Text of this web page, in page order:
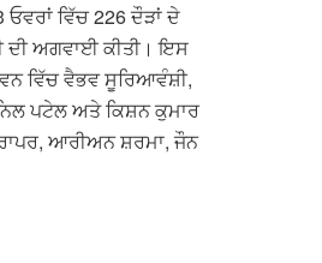
ਵਿੱਚ 226 ਦੌੜਾਂ ਦੇ
ਦੀ ਅਗਵਾਈ ਕੀਤੀ। ਇਸ
ਵਿੱਚ ਵੈਭਵ ਸੂਰਿਆਵੰਸ਼ੀ,
ਪਟੇਲ ਅਤੇ ਕਿਸ਼ਨ ਕੁਮਾਰ
ਆਰੀਅਨ ਸ਼ਰਮਾ, ਜੌਨ